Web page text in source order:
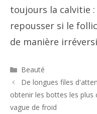
toujours la calvitie
repousser si le
de manière
Catégories
Beauté
Navigation
des
De longues files
obtenir les bottes les plus
vague de froid